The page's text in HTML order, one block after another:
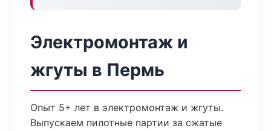
Электромонтаж и
жгуты в Пермь
Опыт 5+ лет в электромонтаж и жгуты.
Выпускаем пилотные партии за сжатые